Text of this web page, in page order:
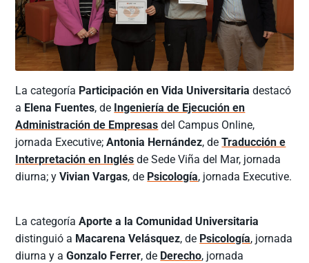
La categoría Participación en Vida Universitaria destacó
a Elena Fuentes, de Ingeniería de Ejecución en
Administración de Empresas del Campus Online,
jornada Executive;Antonia Hernández, deTraducción e
Interpretación en Inglés de Sede Viña del Mar, jornada
diurna; yVivian Vargas, de Psicología, jornada Executive.
La categoríaAporte a la Comunidad Universitaria
distinguió a Macarena Velásquez, de Psicología, jornada
diurna y aGonzalo Ferrer, de Derecho, jornada